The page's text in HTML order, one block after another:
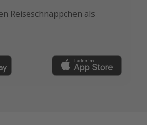
Reiseschnäppchen als